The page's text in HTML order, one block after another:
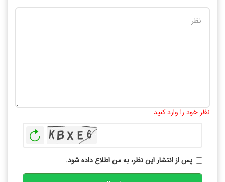
نظر خود را وارد کنید
پس از انتشار این نظر، به من اطلاع داده شود.